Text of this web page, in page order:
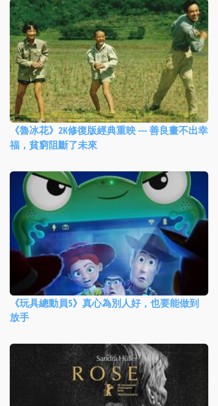
《魯冰花》2K修復版經典重映 --- 善良畫不出幸
福，貧窮阻斷了未來
《玩具總動員5》真心為別人好，也要能做到
放手